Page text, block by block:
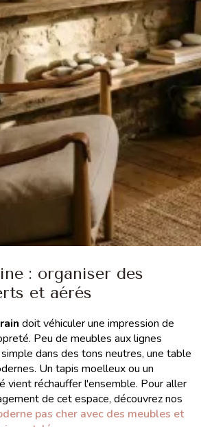
: organiser des
et aérés
doit véhiculer une impression de
Peu de meubles aux lignes
dans des tons neutres, une table
Un tapis moelleux ou un
vient réchauffer l'ensemble. Pour aller
de cet espace, découvrez nos
pas cher avec des meubles et